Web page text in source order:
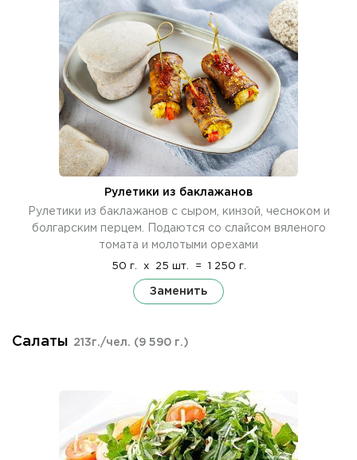
Рулетики из баклажанов
Рулетики из баклажанов с сыром, кинзой, чесноком и
болгарским перцем. Подаются со слайсом вяленого
томата и молотыми орехами
50 г. x 25 шт. = 1 250 г.
Заменить
Салаты 213г./чел. (9 590 г.)